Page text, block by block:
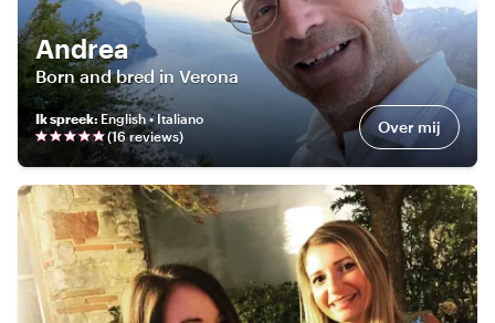
Andrea
Born and bred in Verona
Ik spreek: English • Italiano
(16reviews) Over mij